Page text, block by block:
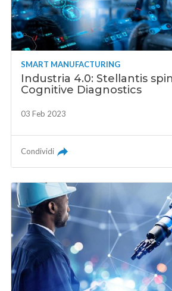
SMART MANUFACTURING
Industria 4.0: Stellantis
Cognitive Diagnostics
03 Feb 2023
Condividi